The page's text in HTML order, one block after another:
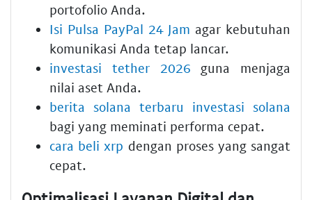
portofolio Anda.
Isi Pulsa PayPal 24 Jam agar kebutuhan
komunikasi Anda tetap lancar.
investasi tether 2026 guna menjaga
nilai aset Anda.
berita solana terbaru investasi solana
bagi yang meminati performa cepat.
cara beli xrp dengan proses yang sangat
cepat.